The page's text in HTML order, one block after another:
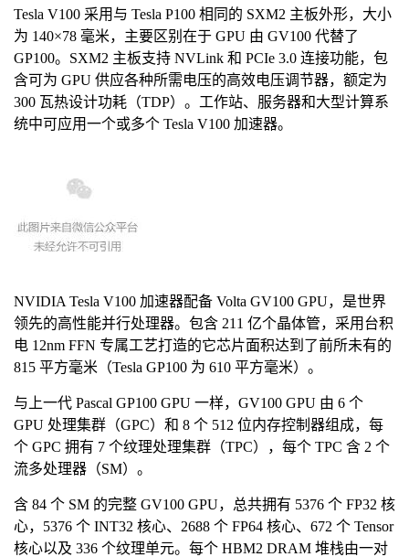
Tesla V100 采用与 Tesla P100 相同的 SXM2 主板外形，大小
为 140×78 毫米，主要区别在于 GPU 由 GV100 代替了
GP100。SXM2 主板支持 NVLink 和 PCIe 3.0 连接功能，包
含可为 GPU 供应各种所需电压的高效电压调节器，额定为
300 瓦热设计功耗（TDP）。工作站、服务器和大型计算系
统中可应用一个或多个 Tesla V100 加速器。
NVIDIA Tesla V100 加速器配备 Volta GV100 GPU，是世界
领先的高性能并行处理器。包含 211 亿个晶体管，采用台积
电 12nm FFN 专属工艺打造的它芯片面积达到了前所未有的
815 平方毫米（Tesla GP100 为 610 平方毫米）。
与上一代 Pascal GP100 GPU 一样，GV100 GPU 由 6 个
GPU 处理集群（GPC）和 8 个 512 位内存控制器组成，每
个 GPC 拥有 7 个纹理处理集群（TPC），每个 TPC 含 2 个
流多处理器（SM）。
含 84 个 SM 的完整 GV100 GPU，总共拥有 5376 个 FP32 核
心，5376 个 INT32 核心、2688 个 FP64 核心、672 个 Tensor
核心以及 336 个纹理单元。每个 HBM2 DRAM 堆栈由一对